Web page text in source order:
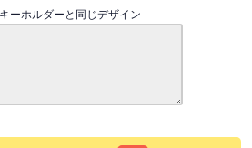
ーホルダーと同じデザイン